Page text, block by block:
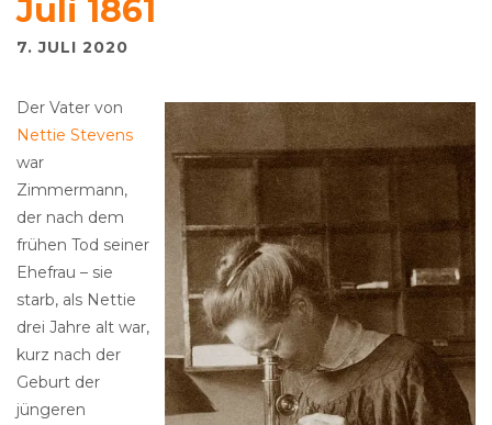
Juli 1861
7. JULI 2020
Der Vater von
Nettie Stevens
war
Zimmermann,
der nach dem
frühen Tod seiner
Ehefrau – sie
starb, als Nettie
drei Jahre alt war,
kurz nach der
Geburt der
jüngeren